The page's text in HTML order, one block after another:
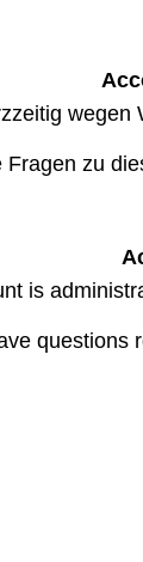
Fragen zu
is
questions